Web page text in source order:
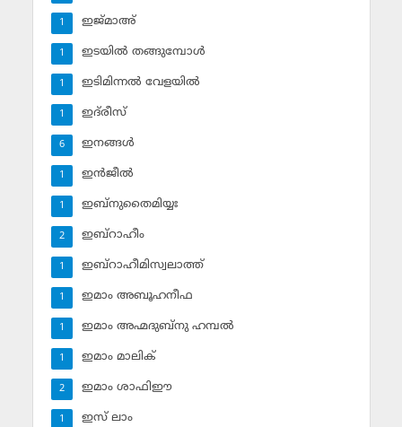
ഇജ്മാഅ്
1
ഇടയില്‍ തങ്ങുമ്പോള്‍
1
ഇടിമിന്നല്‍ വേളയില്‍
1
ഇദ്‌രീസ്‌
1
ഇനങ്ങള്‍
6
ഇന്‍ജീല്‍
1
ഇബ്‌നുതൈമിയ്യഃ
1
ഇബ്‌റാഹീം
2
ഇബ്‌റാഹീമിസ്വലാത്ത്
1
ഇമാം അബൂഹനീഫ
1
ഇമാം അഹ്മദുബ്‌നു ഹമ്പല്‍
1
ഇമാം മാലിക്
1
ഇമാം ശാഫിഈ
2
ഇസ് ലാം
1